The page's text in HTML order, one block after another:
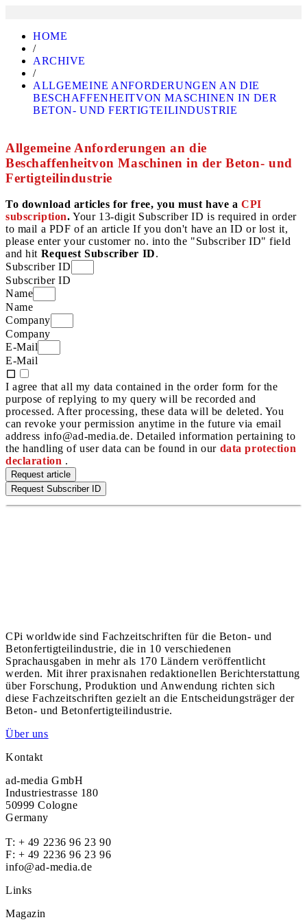
HOME
/
ARCHIVE
/
ALLGEMEINE ANFORDERUNGEN AN DIE
BESCHAFFENHEITVON MASCHINEN IN DER
BETON- UND FERTIGTEILINDUSTRIE
Allgemeine Anforderungen an die
Beschaffenheitvon Maschinen in der Beton- und
Fertigteilindustrie
To download articles for free, you must have aCPI
subscription. Your 13-digit Subscriber ID is required in order
to mail a PDF of an article If you don't have an ID or lost it,
please enter your customer no. into the "Subscriber ID" field
and hit Request Subscriber ID.
Subscriber ID
Subscriber ID
Name
Name
Company
Company
E-Mail
E-Mail
I agree that all my data contained in the order form for the
purpose of replying to my query will be recorded and
processed. After processing, these data will be deleted. You
can revoke your permission anytime in the future via email
address info@ad-media.de. Detailed information pertaining to
the handling of user data can be found in our data protection
declaration .
Request article
Request Subscriber ID
CPi worldwide sind Fachzeitschriften für die Beton- und
Betonfertigteilindustrie, die in 10 verschiedenen
Sprachausgaben in mehr als 170 Ländern veröffentlicht
werden. Mit ihrer praxisnahen redaktionellen Berichterstattung
über Forschung, Produktion und Anwendung richten sich
diese Fachzeitschriften gezielt an die Entscheidungsträger der
Beton- und Betonfertigteilindustrie.
Über uns
Kontakt
ad-media GmbH
Industriestrasse 180
50999 Cologne
Germany
T: + 49 2236 96 23 90
F: + 49 2236 96 23 96
info@ad-media.de
Links
Magazin